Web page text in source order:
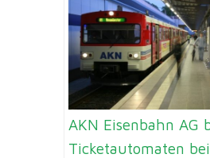
AKN Eisenbahn AG
Ticketautomaten